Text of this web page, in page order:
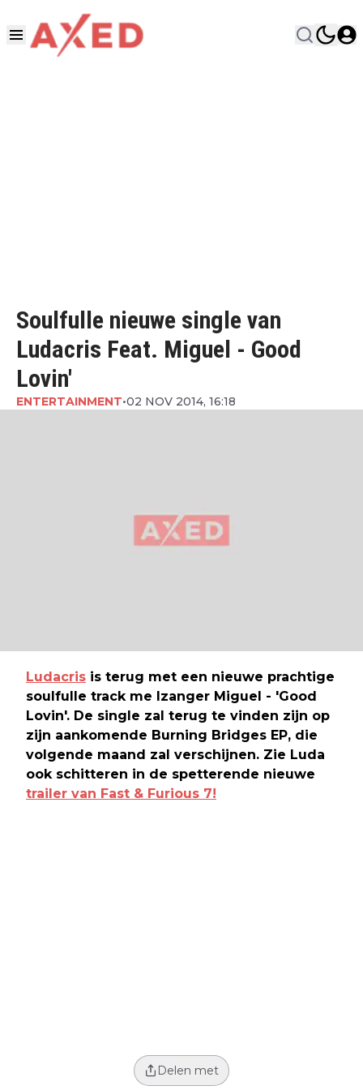
Soulfulle nieuwe single van
Ludacris Feat. Miguel - Good
Lovin'
ENTERTAINMENT•02 NOV 2014, 16:18
Ludacris is terug met een nieuwe prachtige
soulfulle track me lzanger Miguel - 'Good
Lovin'. De single zal terug te vinden zijn op
zijn aankomende Burning Bridges EP, die
volgende maand zal verschijnen. Zie Luda
ook schitteren in de spetterende nieuwe
trailer van Fast & Furious 7!
Delen met